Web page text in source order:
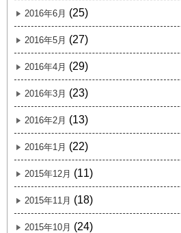
2016年6月 (25)
2016年5月 (27)
2016年4月 (29)
2016年3月 (23)
2016年2月 (13)
2016年1月 (22)
2015年12月 (11)
2015年11月 (18)
2015年10月 (24)